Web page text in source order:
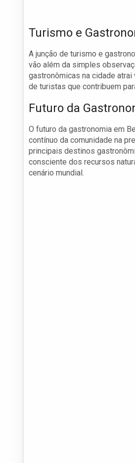
Turismo e
A junção de turismo e
vão além da simples
gastronômicas na cidade
de turistas que contribuem
Futuro da
O futuro da gastronomia em
contínuo da comunidade na
principais destinos
consciente dos recursos
cenário mundial.